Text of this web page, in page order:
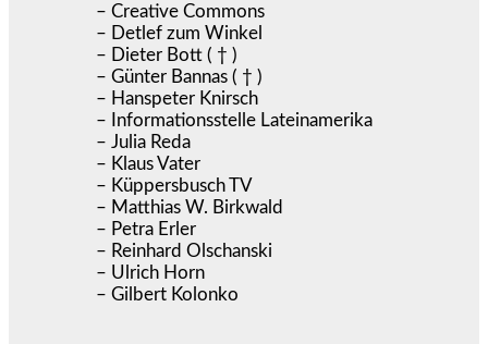
– Creative Commons
– Detlef zum Winkel
– Dieter Bott ( † )
– Günter Bannas ( † )
– Hanspeter Knirsch
– Informationsstelle Lateinamerika
– Julia Reda
– Klaus Vater
– Küppersbusch TV
– Matthias W. Birkwald
– Petra Erler
– Reinhard Olschanski
– Ulrich Horn
– Gilbert Kolonko